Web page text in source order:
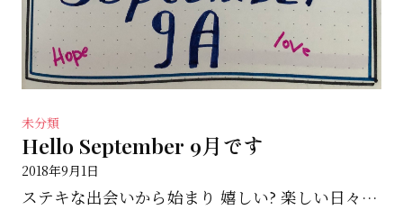
未分類
Hello September 9月です
2018年9月1日
ステキな出会いから始まり 嬉しい? 楽しい日々が訪れますように… Happy day